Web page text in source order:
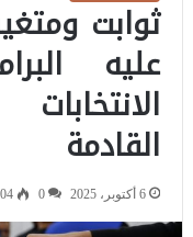
ثوابت
عليه
القادمة
6 أكتوبر، 2025 0